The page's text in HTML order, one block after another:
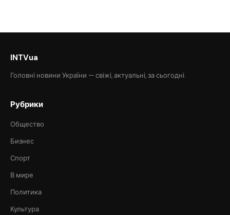
INTVua
Головні новини України — свіжі, актуальні, за сьогодні.
Рубрики
Общество
Бизнес
Спорт
В мире
Политика
Культура